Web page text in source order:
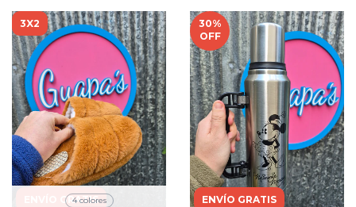
3X2
ENVÍO GRATIS
4 colores
30%
OFF
ENVÍO GRATIS